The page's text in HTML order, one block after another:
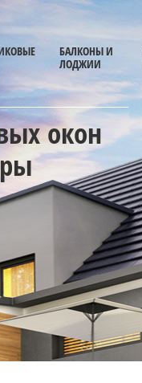
БАЛКОНЫ И
ЛОДЖИИ
окон